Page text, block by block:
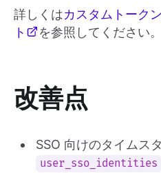
詳しくはカスタムトーク
ト
を参照してください。
改善点
SSO 向けのタイムス
user_sso_identities